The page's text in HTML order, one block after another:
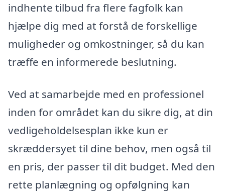
indhente tilbud fra flere fagfolk kan
hjælpe dig med at forstå de forskellige
muligheder og omkostninger, så du kan
træffe en informerede beslutning.
Ved at samarbejde med en professionel
inden for området kan du sikre dig, at din
vedligeholdelsesplan ikke kun er
skræddersyet til dine behov, men også til
en pris, der passer til dit budget. Med den
rette planlægning og opfølgning kan